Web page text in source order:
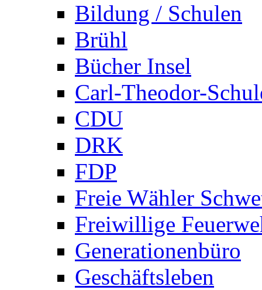
Bildung / Schulen
Brühl
Bücher Insel
Carl-Theodor-
CDU
DRK
FDP
Freie Wähler
Freiwillige
Generationenbüro
Geschäftsleben